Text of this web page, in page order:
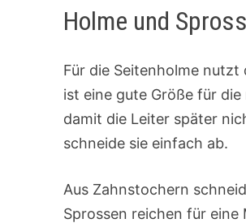
Holme und
Für die Seitenholme
ist eine gute Größe für
damit die Leiter später
schneide sie einfach ab.
Aus Zahnstochern
Sprossen reichen für